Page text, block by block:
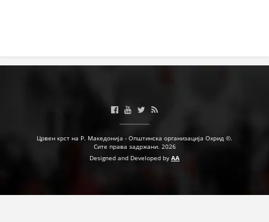
Црвен крст на Р. Македонија - Општинска организација Охрид ©.
Сите права задржани. 2026
Designed and Developed by AA